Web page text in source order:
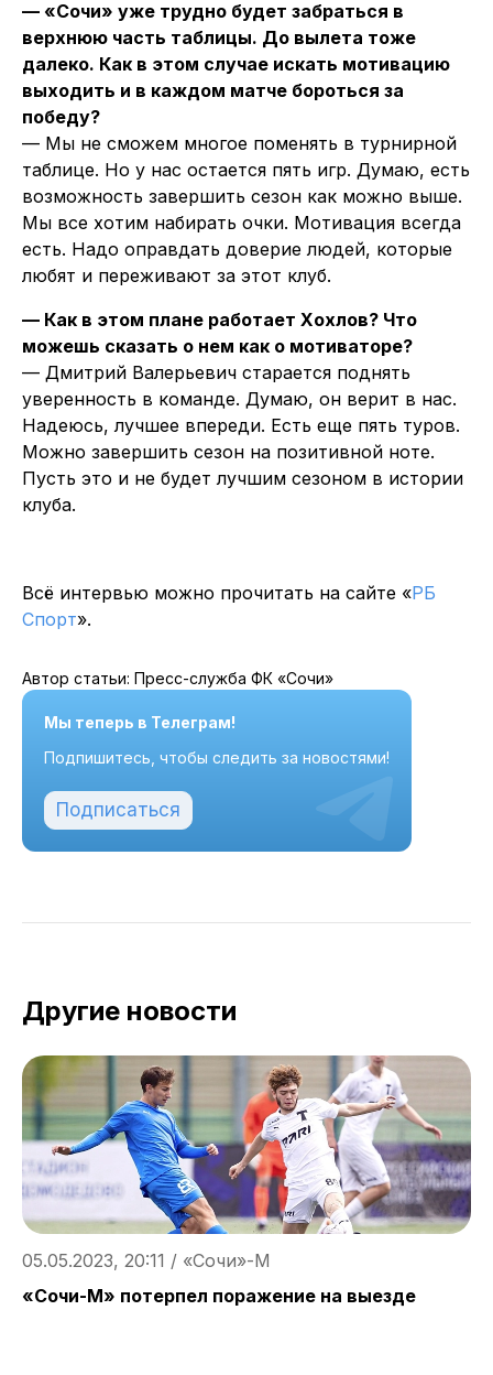
— «Сочи» уже трудно будет забраться в
верхнюю часть таблицы. До вылета тоже
далеко. Как в этом случае искать мотивацию
выходить и в каждом матче бороться за
победу?
— Мы не сможем многое поменять в турнирной
таблице. Но у нас остается пять игр. Думаю, есть
возможность завершить сезон как можно выше.
Мы все хотим набирать очки. Мотивация всегда
есть. Надо оправдать доверие людей, которые
любят и переживают за этот клуб.
— Как в этом плане работает Хохлов? Что
можешь сказать о нем как о мотиваторе?
— Дмитрий Валерьевич старается поднять
уверенность в команде. Думаю, он верит в нас.
Надеюсь, лучшее впереди. Есть еще пять туров.
Можно завершить сезон на позитивной ноте.
Пусть это и не будет лучшим сезоном в истории
клуба.
Всё интервью можно прочитать на сайте «РБ
Спорт».
Автор статьи: Пресс-служба ФК «Сочи»
Мы теперь в Телеграм!
Подпишитесь, чтобы следить за новостями!
Подписаться
Другие новости
05.05.2023, 20:11 / «Сочи»-М
«Сочи-М» потерпел поражение на выезде